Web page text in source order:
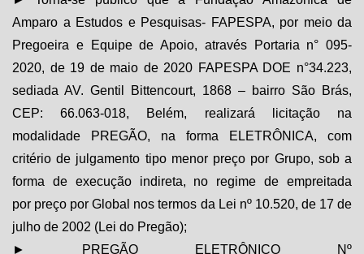
Amparo a Estudos e Pesquisas- FAPESPA, por meio da
Pregoeira e Equipe de Apoio, através Portaria n° 095-
2020, de 19 de maio de 2020 FAPESPA DOE n°34.223,
sediada AV. Gentil Bittencourt, 1868 – bairro São Brás,
CEP: 66.063-018, Belém, realizará licitação na
modalidade PREGÃO, na forma ELETRÔNICA, com
critério de julgamento tipo menor preço por Grupo, sob a
forma de execução indireta, no regime de empreitada
por preço por Global nos termos da Lei nº 10.520, de 17 de
julho de 2002 (Lei do Pregão);
► PREGÃO ELETRÔNICO Nº